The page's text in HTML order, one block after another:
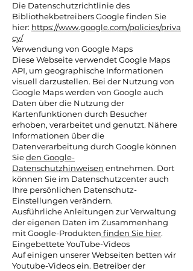
Die Datenschutzrichtlinie des
Bibliothekbetreibers Google finden Sie
hier: https://www.google.com/policies/priva
cy/
Verwendung von Google Maps
Diese Webseite verwendet Google Maps
API, um geographische Informationen
visuell darzustellen. Bei der Nutzung von
Google Maps werden von Google auch
Daten über die Nutzung der
Kartenfunktionen durch Besucher
erhoben, verarbeitet und genutzt. Nähere
Informationen über die
Datenverarbeitung durch Google können
Sieden Google-
Datenschutzhinweisen entnehmen. Dort
können Sie im Datenschutzcenter auch
Ihre persönlichen Datenschutz-
Einstellungen verändern.
Ausführliche Anleitungen zur Verwaltung
der eigenen Daten im Zusammenhang
mit Google-Produkten finden Sie hier.
Eingebettete YouTube-Videos
Auf einigen unserer Webseiten betten wir
Youtube-Videos ein. Betreiber der